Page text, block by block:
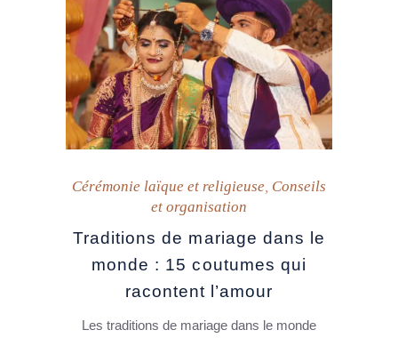
Cérémonie laïque et religieuse, Conseils
et organisation
Traditions de mariage dans le
monde : 15 coutumes qui
racontent l’amour
Les traditions de mariage dans le monde